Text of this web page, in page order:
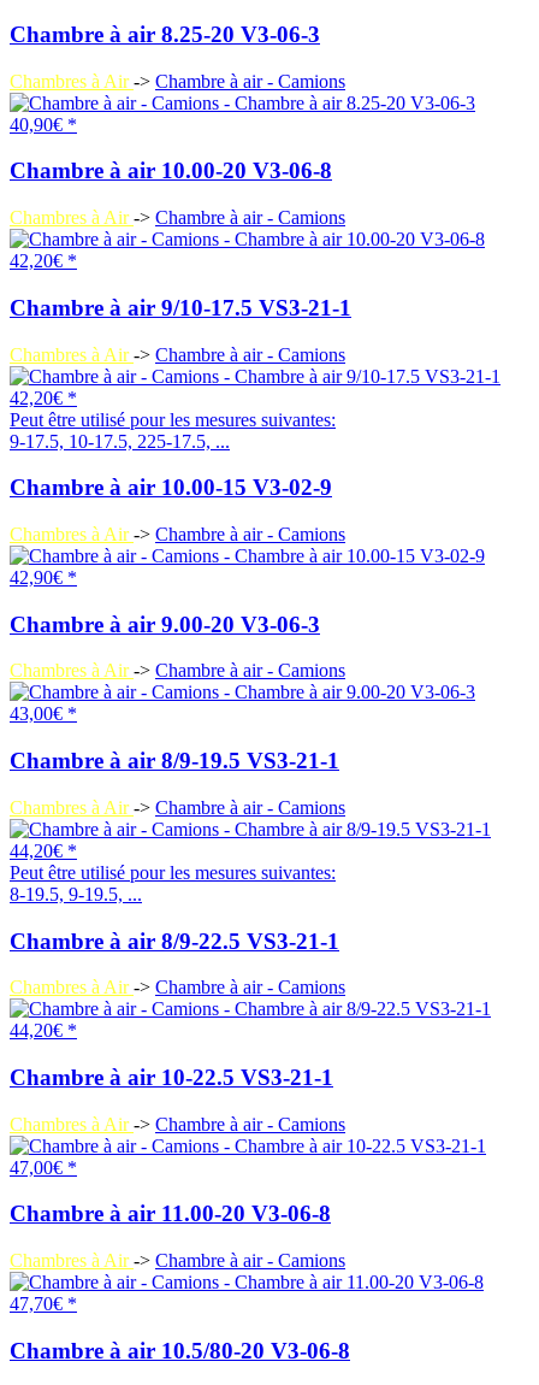
Chambre à air 8.25-20 V3-06-3
Chambres à Air-> Chambre à air - Camions
40,90€ *
Chambre à air 10.00-20 V3-06-8
Chambres à Air-> Chambre à air - Camions
42,20€ *
Chambre à air 9/10-17.5 VS3-21-1
Chambres à Air-> Chambre à air - Camions
42,20€ *
Peut être utilisé pour les mesures suivantes:
9-17.5, 10-17.5, 225-17.5, ...
Chambre à air 10.00-15 V3-02-9
Chambres à Air-> Chambre à air - Camions
42,90€ *
Chambre à air 9.00-20 V3-06-3
Chambres à Air-> Chambre à air - Camions
43,00€ *
Chambre à air 8/9-19.5 VS3-21-1
Chambres à Air-> Chambre à air - Camions
44,20€ *
Peut être utilisé pour les mesures suivantes:
8-19.5, 9-19.5, ...
Chambre à air 8/9-22.5 VS3-21-1
Chambres à Air-> Chambre à air - Camions
44,20€ *
Chambre à air 10-22.5 VS3-21-1
Chambres à Air-> Chambre à air - Camions
47,00€ *
Chambre à air 11.00-20 V3-06-8
Chambres à Air-> Chambre à air - Camions
47,70€ *
Chambre à air 10.5/80-20 V3-06-8